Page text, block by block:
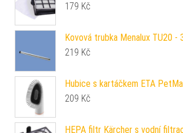
179 Kč
Kovová trubka Menalux TU20 -
219 Kč
Hubice s kartáčkem ETA
209 Kč
HEPA filtr Kärcher s vodní